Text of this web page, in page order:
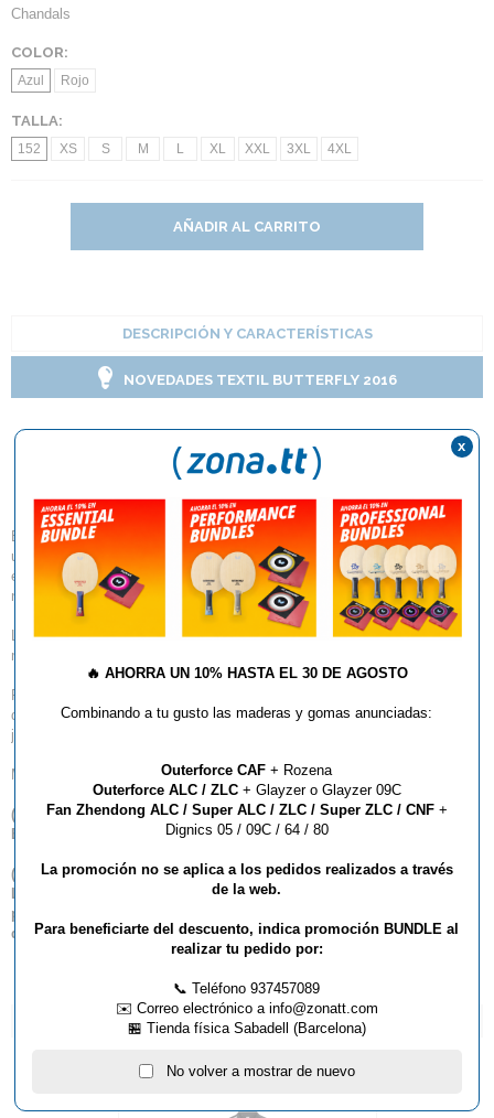
Chandals
COLOR:
Azul Rojo
TALLA:
152 XS S M L XL XXL 3XL 4XL
AÑADIR AL CARRITO
DESCRIPCIÓN Y CARACTERÍSTICAS
NOVEDADES TEXTIL BUTTERFLY 2016
Chaqueta Chandal
Butterfly PUREN
En Butterfly sabemos lo importante que es para los equipos disponer de
una equipación de calidad y disponible durante varias temporadas, por
ello hemos creado la colección Puren, cubriendo al 100% estas
necesidades.
Los colores disponibles, el diseño deportivo a la par que sencillo, los
materiales utilizados y la comodidad de uso no dejan a nadie indiferente.
Pero seguramente lo más destacado e interesante para los clubs, es la
disponibilidad hasta 2028 de toda la colección, tanto en hombre, mujer y
junior.
Material: 3065WR (100% poliéster)
(
) Por favor, tenga en cuenta que sólo entregamos productos
Butterfly dentro del territorio español.
(
) Los envíos de este artículo a las siguientes provincias: Baleares,
Las Palmas, Santa Cruz de Tenerife, requieren realizar un
presupuesto previo para poder calcular los gastos de envío
definitivos.
ARTÍCULOS QUE TE PUEDEN INTERESAR...
🔥 AHORRA UN 10% HASTA EL 30 DE AGOSTO
Combinando a tu gusto las maderas y gomas anunciadas:
Outerforce CAF + Rozena
Outerforce ALC / ZLC+ Glayzer o Glayzer 09C
Fan Zhendong ALC / Super ALC / ZLC / Super ZLC / CNF+
Dignics 05 / 09C / 64 / 80
La promoción no se aplica a los pedidos realizados a través
de la web.
Para beneficiarte del descuento, indica promoción BUNDLE al
realizar tu pedido por:
📞 Teléfono 937457089
✉️ Correo electrónico a info@zonatt.com
🏪 Tienda física Sabadell (Barcelona)
No volver a mostrar de nuevo
x